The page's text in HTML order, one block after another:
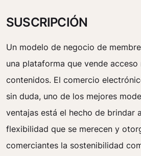
SUSCRIPCIÓN
Un modelo de negocio de
una plataforma que vende
contenidos. El comercio
sin duda, uno de los mejores
ventajas está el hecho de brindar
flexibilidad que se merecen y
comerciantes la sostenibilidad